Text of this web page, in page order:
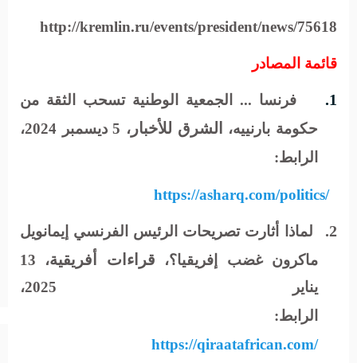
http://kremlin.ru/events/president/news/75618
قائمة المصادر
1.
فرنسا ... الجمعية الوطنية تسحب الثقة من
حكومة بارنييه،
الشرق للأخبار
، 5 ديسمبر 2024،
الرابط:
https://asharq.com/politics/
2.
لماذا أثارت تصريحات الرئيس الفرنسي إيمانويل
ماكرون غضب إفريقيا؟، قراءات أفريقية
، 13
يناير 2025،
الرابط:
https://qiraatafrican.com/